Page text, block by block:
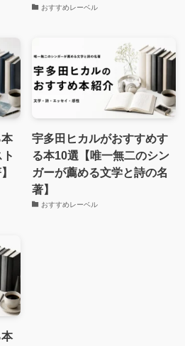
おすすめレーベル
宇多田ヒカルがおすすめす
る本10選【唯一無二のシン
ガーが薦める文学と詩の名
著】
おすすめレーベル